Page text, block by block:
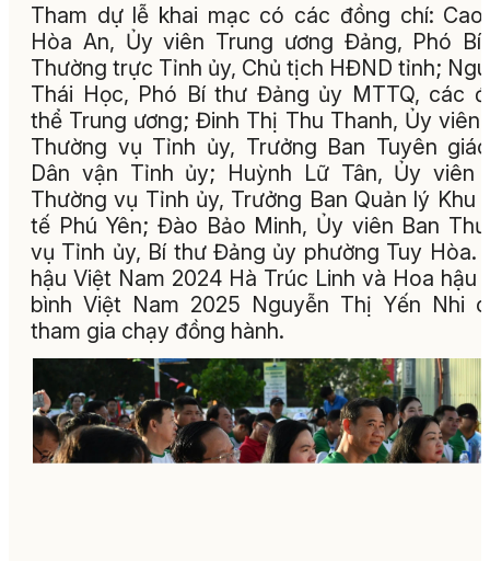
Tham dự lễ khai mạc có các đồng chí:
Hòa An, Ủy viên Trung ương Đảng, Phó Bí
Thường trực Tỉnh ủy, Chủ tịch HĐND tỉnh;
Thái Học, Phó Bí thư Đảng ủy MTTQ, các
thể Trung ương; Đinh Thị Thu Thanh, Ủy viên
Thường vụ Tỉnh ủy, Trưởng Ban Tuyên
Dân vận Tỉnh ủy; Huỳnh Lữ Tân, Ủy viên
Thường vụ Tỉnh ủy, Trưởng Ban Quản lý Khu
tế Phú Yên; Đào Bảo Minh, Ủy viên Ban
vụ Tỉnh ủy, Bí thư Đảng ủy phường Tuy Hòa.
hậu Việt Nam 2024 Hà Trúc Linh và Hoa hậu
bình Việt Nam 2025 Nguyễn Thị Yến Nhi
tham gia chạy đồng hành.